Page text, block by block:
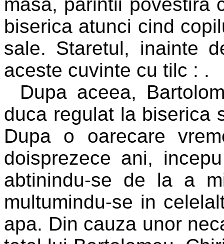
biserica atunci cind
sale. Staretul, inainte
aceste cuvinte cu tilc : .
Dupa aceea,
duca regulat la biserica
Dupa o oarecare
doisprezece ani,
abtinindu-se de la a
multumindu-se in
apa. Din cauza unor